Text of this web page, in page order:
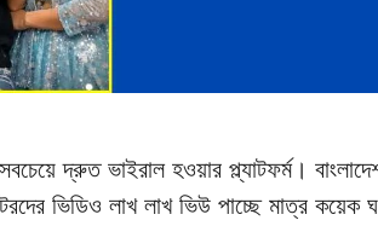
দ্রুত ভাইরাল হওয়ার প্ল্যাটফর্ম।
ভিডিও লাখ লাখ ভিউ পাচ্ছে মাত্র